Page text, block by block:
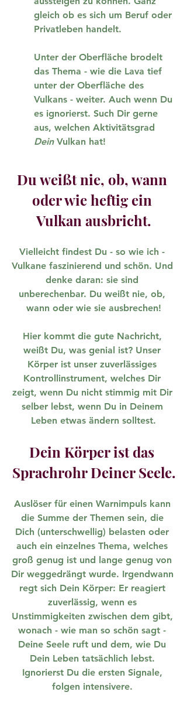
gleich ob es sich um Beruf oder
Privatleben handelt.
Unter der Oberfläche brodelt
das Thema - wie die Lava tief
unter der Oberfläche des
Vulkans - weiter. Auch wenn Du
es ignorierst. Such Dir gerne
aus, welchen Aktivitätsgrad
Dein Vulkan hat!
Du weißt nie, ob, wann
oder wie heftig ein
Vulkan ausbricht.
Vielleicht findest Du - so wie ich -
Vulkane faszinierend und schön. Und
denke daran: sie sind
unberechenbar. Du weißt nie, ob,
wann oder wie sie ausbrechen!
Hier kommt die gute Nachricht,
weißt Du, was genial ist? Unser
Körper ist unser zuverlässiges
Kontrollinstrument, welches Dir
zeigt, wenn Du nicht stimmig mit Dir
selber lebst, wenn Du in Deinem
Leben etwas ändern solltest.
Dein Körper ist das
Sprachrohr Deiner Seele.
Auslöser für einen Warnimpuls kann
die Summe der Themen sein, die
Dich (unterschwellig) belasten oder
auch ein einzelnes Thema, welches
groß genug ist und lange genug von
Dir weggedrängt wurde. Irgendwann
regt sich Dein Körper: Er reagiert
zuverlässig, wenn es
Unstimmigkeiten zwischen dem gibt,
wonach - wie man so schön sagt -
Deine Seele ruft und dem, wie Du
Dein Leben tatsächlich lebst.
Ignorierst Du die ersten Signale,
folgen intensivere.